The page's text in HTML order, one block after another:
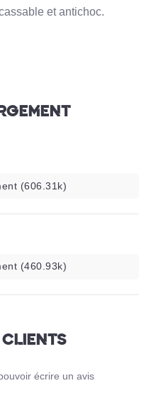
et antichoc.
(606.31k)
(460.93k)
écrire un avis